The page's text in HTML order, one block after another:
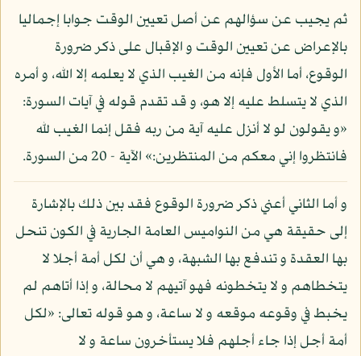
ثم يجيب عن سؤالهم عن أصل تعيين الوقت جوابا إجماليا
بالإعراض عن تعيين الوقت و الإقبال على ذكر ضرورة
الوقوع، أما الأول فإنه من الغيب الذي لا يعلمه إلا الله، و أمره
الذي لا يتسلط عليه إلا هو، و قد تقدم قوله في آيات السورة:
«و يقولون لو لا أنزل عليه آية من ربه فقل إنما الغيب لله
فانتظروا إني معكم من المنتظرين:» الآية - 20 من السورة.
و أما الثاني أعني ذكر ضرورة الوقوع فقد بين ذلك بالإشارة
إلى حقيقة هي من النواميس العامة الجارية في الكون تنحل
بها العقدة و تندفع بها الشبهة، و هي أن لكل أمة أجلا لا
يتخطاهم و لا يتخطونه فهو آتيهم لا محالة، و إذا أتاهم لم
يخبط في وقوعه موقعه و لا ساعة، و هو قوله تعالى: «لكل
أمة أجل إذا جاء أجلهم فلا يستأخرون ساعة و لا